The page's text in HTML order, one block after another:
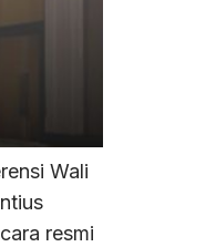
Wali
resmi